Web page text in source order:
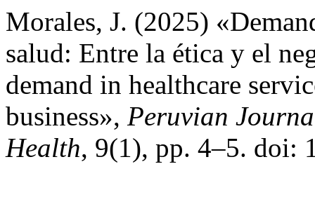
Morales, J. (2025)
salud: Entre la ética y el
demand in healthcare
business», Peruvian
Health, 9(1), pp. 4–5. doi: